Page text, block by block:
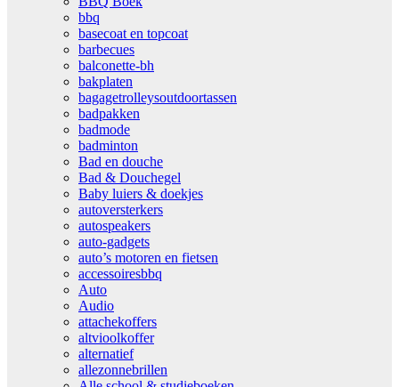
bbq
basecoat en topcoat
barbecues
balconette-bh
bakplaten
bagagetrolleysoutdoortassen
badpakken
badmode
badminton
Bad en douche
Bad & Douchegel
Baby luiers & doekjes
autoversterkers
autospeakers
auto-gadgets
auto’s motoren en fietsen
accessoiresbbq
Auto
Audio
attachekoffers
altvioolkoffer
alternatief
allezonnebrillen